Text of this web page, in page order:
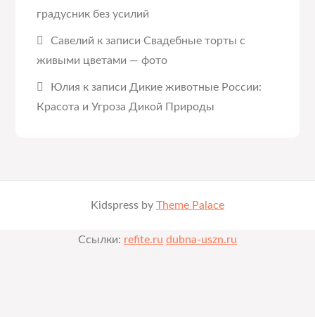
градусник без усилий
Савелий к записиСвадебные торты с
живыми цветами — фото
Юлия к записи Дикие животные России:
Красота и Угроза Дикой Природы
Kidspress by Theme Palace
Ссылки: refite.ru dubna-uszn.ru